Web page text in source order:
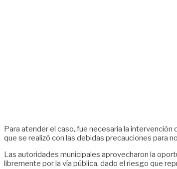
Para atender el caso, fue necesaria la
que se realizó con las debidas precauciones para
Las autoridades municipales aprovecharon la
libremente por la vía pública, dado el riesgo que